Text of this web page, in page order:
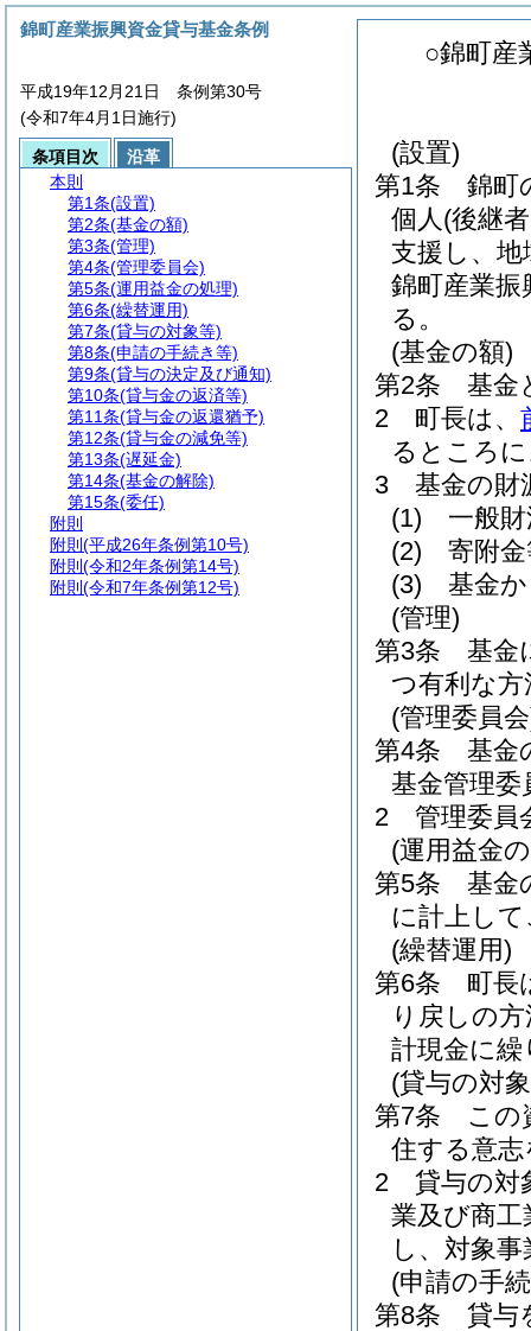
○錦町産
(設置)
第1条
錦町
個人(後継
支援し、
錦町産業振
る。
(基金の額)
第2条
基金
2
町長は、
るところ
3
基金の財
(1)
一般
(2)
寄附
(3)
基金
(管理)
第3条
基金
つ有利な
(管理委員
第4条
基金
基金管理委
2
管理委員
(運用益金
第5条
基金
に計上し
(繰替運用)
第6条
町長
り戻しの
計現金に
(貸与の対
第7条
この
住する意
2
貸与の対
業及び商
し、対象
(申請の手
第8条
貸与
錦町産業振興資金貸与基金条例
平成19年12月21日 条例第30号
(令和7年4月1日施行)
条項目次
沿革
本則
第1条(設置)
第2条(基金の額)
第3条(管理)
第4条(管理委員会)
第5条(運用益金の処理)
第6条(繰替運用)
第7条(貸与の対象等)
第8条(申請の手続き等)
第9条(貸与の決定及び通知)
第10条(貸与金の返済等)
第11条(貸与金の返還猶予)
第12条(貸与金の減免等)
第13条(遅延金)
第14条(基金の解除)
第15条(委任)
附則
附則 (平成26年条例第10号)
附則 (令和2年条例第14号)
附則 (令和7年条例第12号)